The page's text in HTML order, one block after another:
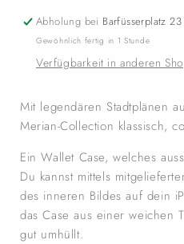
Abholung bei Barfüsserplatz 23
Gewöhnlich fertig in 1 Stunde
Verfügbarkeit in anderen
Mit legendären Stadtplänen
Merian-Collection klassisch,
Ein Wallet Case, welches
Du kannst mittels
des inneren Bildes auf dein
das Case aus einer weichen
gut umhüllt.